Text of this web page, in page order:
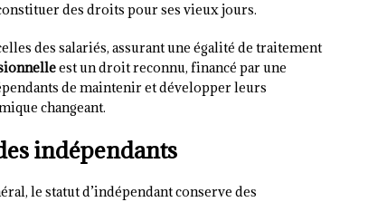
des droits pour ses vieux jours.
des salariés, assurant une égalité de traitement
est un droit reconnu, financé par une
de maintenir et développer leurs
changeant.
indépendants
le statut d’indépendant conserve des